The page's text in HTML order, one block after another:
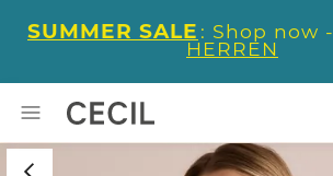
SUMMER SALE : Shop now -
HERREN